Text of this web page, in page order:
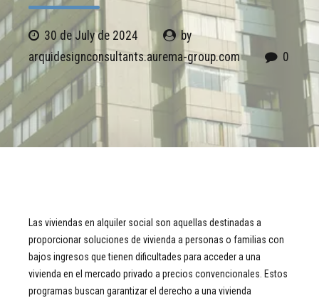
30 de July de 2024
by
arquidesignconsultants.aurema-group.com
0
Las viviendas en alquiler social son aquellas destinadas a
proporcionar soluciones de vivienda a personas o familias con
bajos ingresos que tienen dificultades para acceder a una
vivienda en el mercado privado a precios convencionales. Estos
programas buscan garantizar el derecho a una vivienda